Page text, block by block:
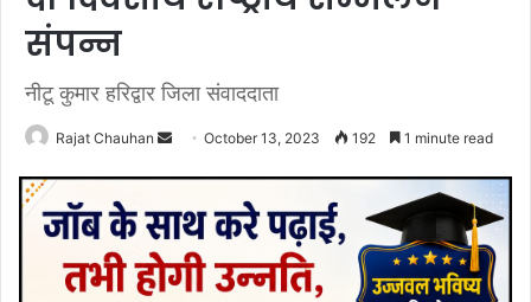
संपन्न
नीटू कुमार हरिद्वार जिला संवाददाता
Rajat Chauhan
SendOctober 13, 2023 192 1 minute read